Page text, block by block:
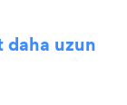
daha uzun